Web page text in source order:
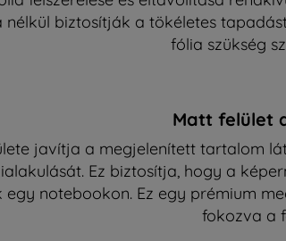
biztosítják a tökéletes
fólia szükség
Matt felület
javítja a megjelenített tartalom
Ez biztosítja, hogy a
egy notebookon. Ez egy prémium
fokozva a